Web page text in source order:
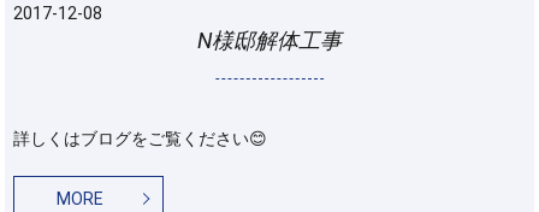
2017-12-08
N様邸解体工事
詳しくはブログをご覧ください😊
MORE